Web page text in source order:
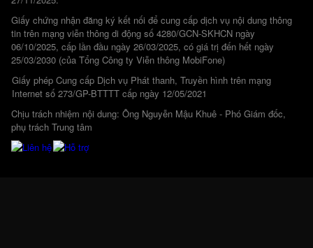
Giấy chứng nhận đăng ký kết nối để cung cấp dịch vụ nội dung thông
tin trên mạng viễn thông di động số 4280/GCN-SKHCN ngày
06/10/2025, cấp lần đầu ngày 26/03/2025, có giá trị đến hết ngày
25/03/2030 (của Tổng Công ty Viễn thông MobiFone)
Giấy phép Cung cấp Dịch vụ Phát thanh, Truyền hình trên mạng
Internet số 273/GP-BTTTT cấp ngày 12/05/2021
Chịu trách nhiệm nội dung: Ông Nguyễn Mậu Khuê - Phó Giám đốc,
phụ trách Trung tâm